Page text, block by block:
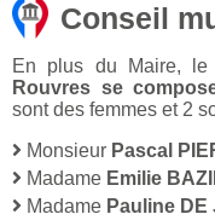
Conseil
En plus du Maire, le
Rouvres se
sont des femmes et 2
Monsieur Pascal
Madame Emilie
Madame Pauline DE